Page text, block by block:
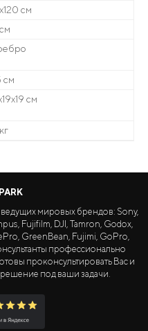
см
см
см
мировых брендов: Sony,
Fujifilm, DJI, Tamron, Godox,
GreenBean, Fujimi, GoPro,
профессионально
проконсультировать Вас и
под ваши задачи.